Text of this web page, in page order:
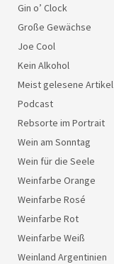
Gin o’ Clock
Große Gewächse
Joe Cool
Kein Alkohol
Meist gelesene Artikel
Podcast
Rebsorte im Portrait
Wein am Sonntag
Wein für die Seele
Weinfarbe Orange
Weinfarbe Rosé
Weinfarbe Rot
Weinfarbe Weiß
Weinland Argentinien